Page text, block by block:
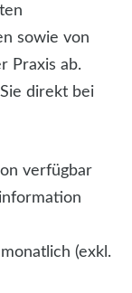
sowie von
Praxis ab.
direkt bei
verfügbar
(exkl.